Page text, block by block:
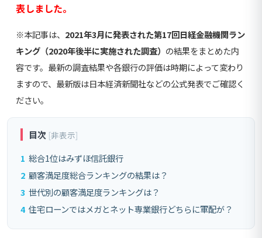
表しました。
※本記事は、 2021年3月に発表された第17回日経金融機関ラン
キング（2020年後半に実施された調査） の結果をまとめた内
容です。最新の調査結果や各銀行の評価は時期によって変わり
ますので、最新版は日本経済新聞社などの公式発表でご確認く
ださい。
目次 [非表示]
1 総合1位はみずほ信託銀行
2 顧客満足度総合ランキングの結果は？
3 世代別の顧客満足度ランキングは？
4 住宅ローンではメガとネット専業銀行どちらに軍配が？